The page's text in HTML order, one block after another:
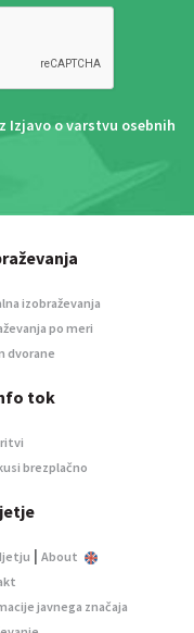
Izjavo o varstvu osebnih
izobraževanja
po meri
dvorane
tok
brezplačno
| About
javnega značaja